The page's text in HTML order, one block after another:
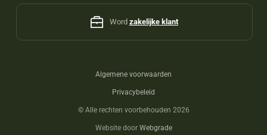
Word zakelijke klant
Algemene voorwaarden
Privacybeleid
© Alle rechten voorbehouden 2026
Website door Webgrade